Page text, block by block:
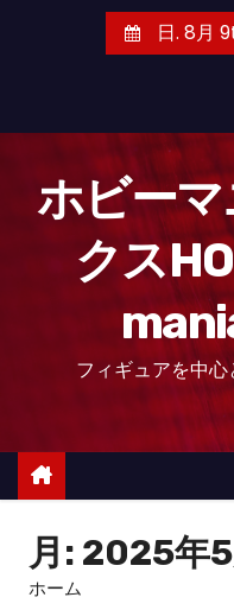
日. 8月
ホビー
クス
フィギュアを中
月: 2025年5
ホーム